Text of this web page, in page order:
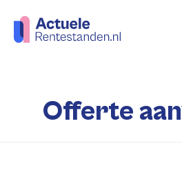
Offerte